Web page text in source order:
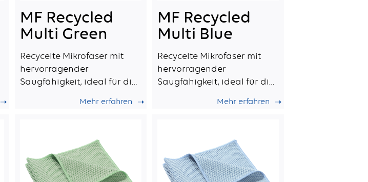
MF Recycled
Multi Green
Recycelte Mikrofaser mit
hervorragender
Saugfähigkeit, ideal für die
Mehr erfahren
MF Recycled
Multi Blue
Recycelte Mikrofaser mit
hervorragender
Saugfähigkeit, ideal für die
Mehr erfahren